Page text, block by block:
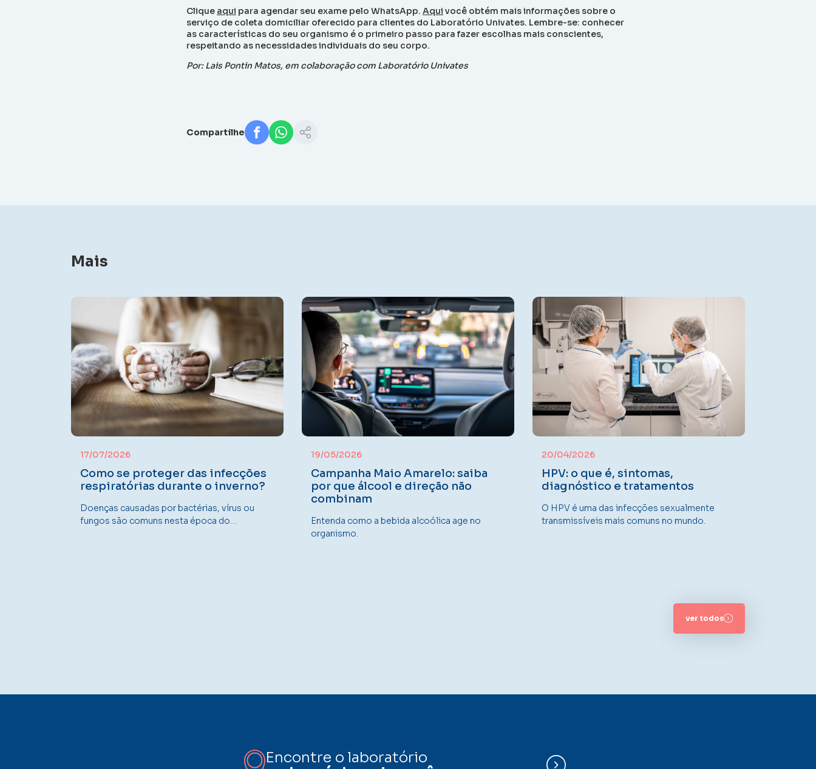
Clique aqui para agendar seu exame pelo WhatsApp. Aqui você obtém mais informações sobre o
serviço de coleta domiciliar oferecido para clientes do Laboratório Univates. Lembre-se: conhecer
as características do seu organismo é o primeiro passo para fazer escolhas mais conscientes,
respeitando as necessidades individuais do seu corpo.
Por: Lais Pontin Matos, em colaboração com Laboratório Univates
Compartilhe
Mais
17/07/2026
Como se proteger das infecções
respiratórias durante o inverno?
Doenças causadas por bactérias, vírus ou
fungos são comuns nesta época do…
19/05/2026
Campanha Maio Amarelo: saiba
por que álcool e direção não
combinam
Entenda como a bebida alcoólica age no
organismo.
20/04/2026
HPV: o que é, sintomas,
diagnóstico e tratamentos
O HPV é uma das infecções sexualmente
transmissíveis mais comuns no mundo.
ver todos
Encontre o laboratório